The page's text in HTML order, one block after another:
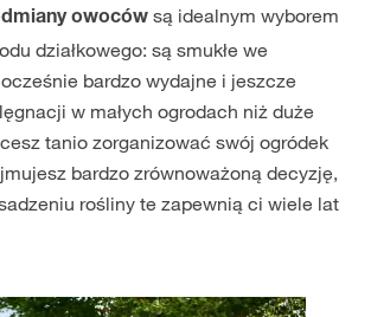
owoców są idealnym wyborem
działkowego: są smukłe we
bardzo wydajne i jeszcze
w małych ogrodach niż duże
tanio zorganizować swój ogródek
bardzo zrównoważoną decyzję,
rośliny te zapewnią ci wiele lat